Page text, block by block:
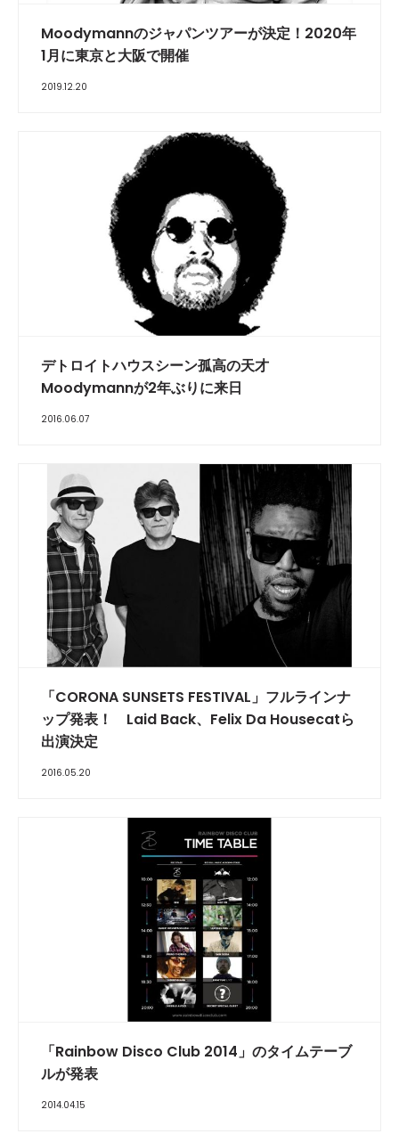
Moodymannのジャパンツアーが決定！2020年
1月に東京と大阪で開催
2019.12.20
デトロイトハウスシーン孤高の天才
Moodymannが2年ぶりに来日
2016.06.07
「CORONA SUNSETS FESTIVAL」フルラインナ
ップ発表！ Laid Back、Felix Da Housecatら
出演決定
2016.05.20
「Rainbow Disco Club 2014」のタイムテーブ
ルが発表
2014.04.15